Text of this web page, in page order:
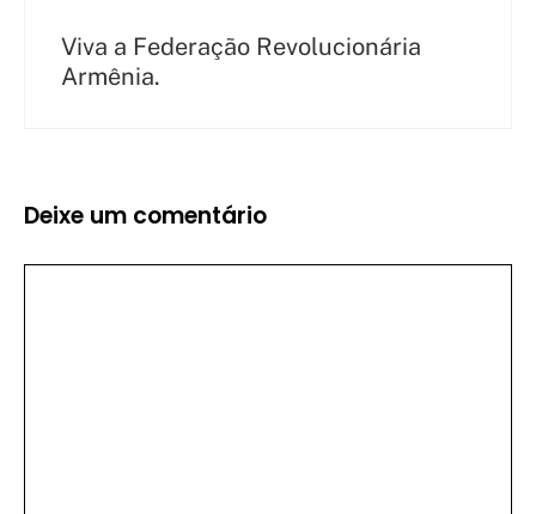
Viva a Federação Revolucionária
Armênia.
Deixe um comentário